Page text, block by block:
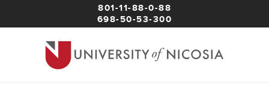
801-11-88-0-88
698-50-53-300